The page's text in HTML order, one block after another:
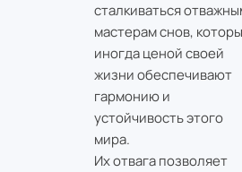
сталкиваться
мастерам снов,
иногда ценой своей
жизни обеспечивают
гармонию и
устойчивость этого
мира.
Их отвага позволяет